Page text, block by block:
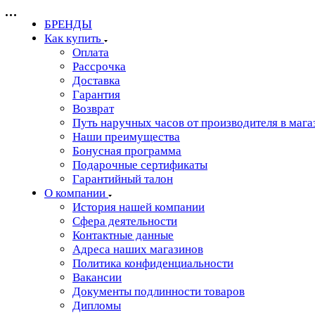
БРЕНДЫ
Как купить
Оплата
Рассрочка
Доставка
Гарантия
Возврат
Путь наручных часов от производителя в
Наши преимущества
Бонусная программа
Подарочные сертификаты
Гарантийный талон
О компании
История нашей компании
Сфера деятельности
Контактные данные
Адреса наших магазинов
Политика конфиденциальности
Вакансии
Документы подлинности товаров
Дипломы